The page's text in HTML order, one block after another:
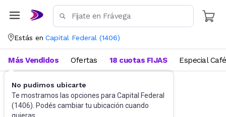
Estás en Capital Federal (1406)
No pudimos ubicarte
Te mostramos las opciones para Capital Federal
(1406). Podés cambiar tu ubicación cuando
quieras.
Más Vendidos Ofertas 18 cuotas FIJAS Especial Café
Impresoras Cartuchos